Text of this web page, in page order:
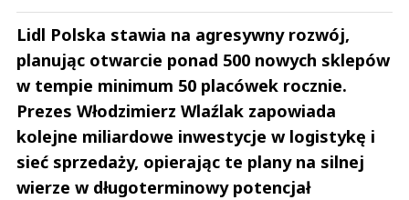
Lidl Polska stawia na agresywny rozwój,
planując otwarcie ponad 500 nowych sklepów
w tempie minimum 50 placówek rocznie.
Prezes Włodzimierz Wlaźlak zapowiada
kolejne miliardowe inwestycje w logistykę i
sieć sprzedaży, opierając te plany na silnej
wierze w długoterminowy potencjał